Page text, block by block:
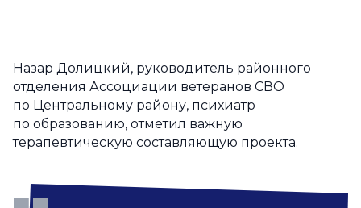
Назар Долицкий, руководитель районного
отделения Ассоциации ветеранов СВО
по Центральному району, психиатр
по образованию, отметил важную
терапевтическую составляющую проекта.